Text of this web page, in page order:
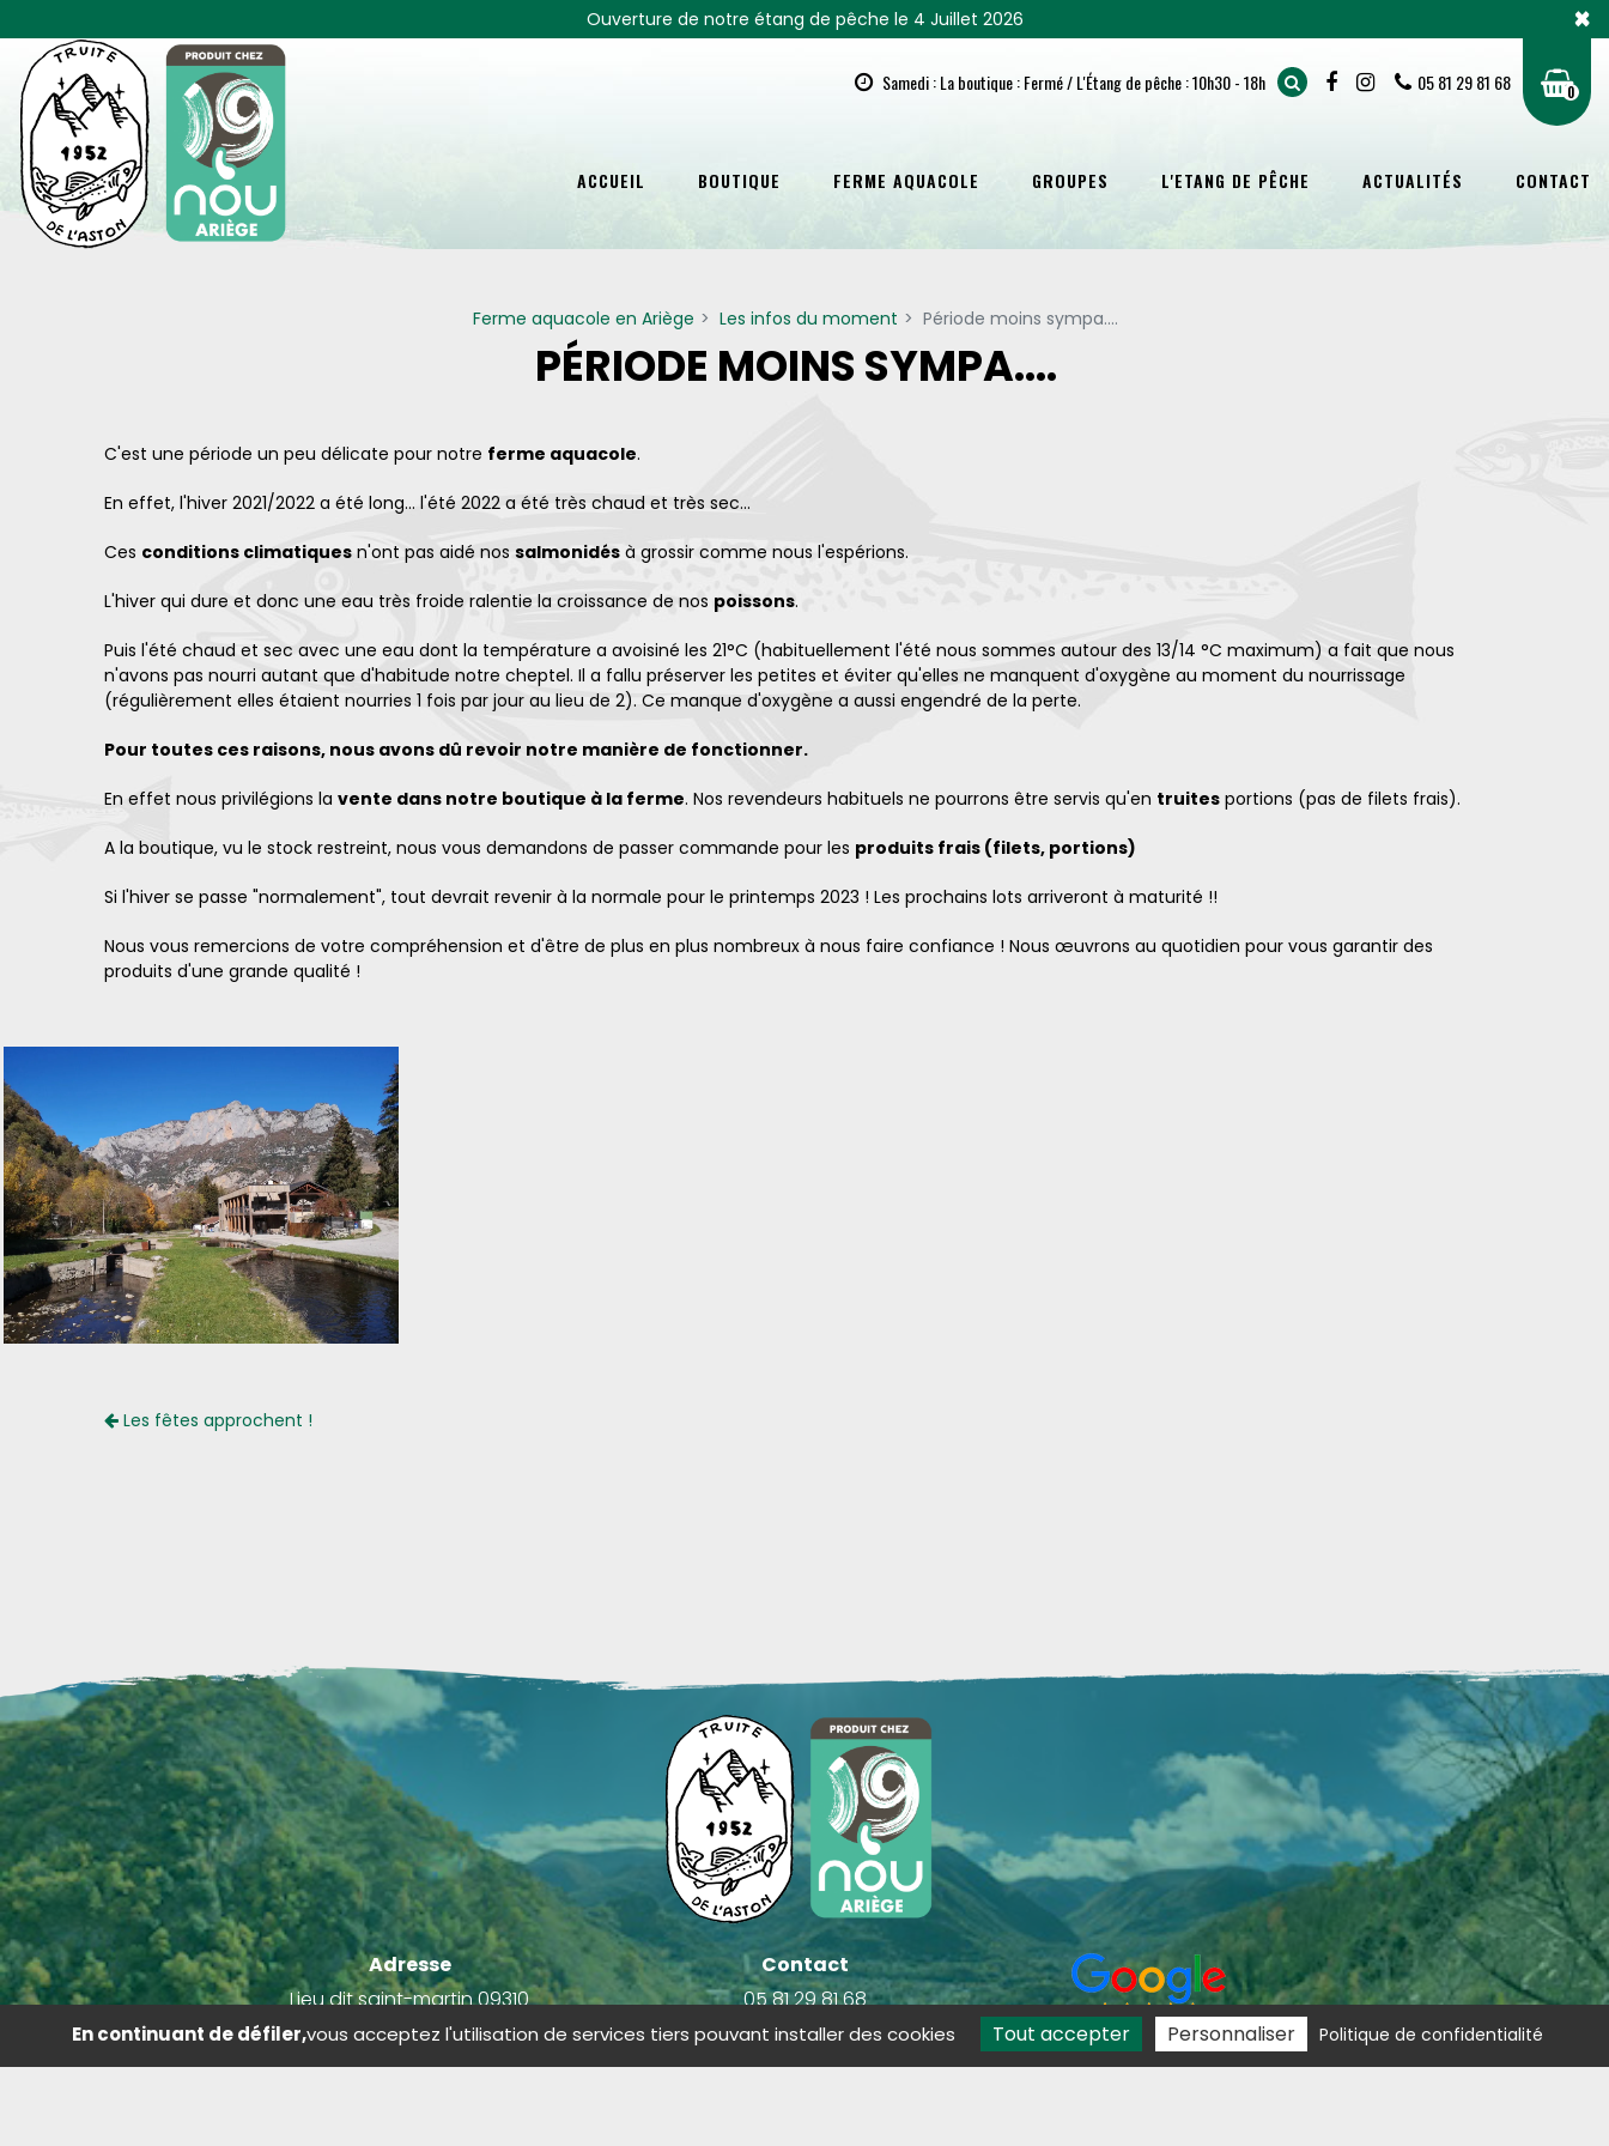
Ouverture de notre étang de pêche le 4 Juillet 2026 ×
Samedi : La boutique : Fermé / L'Étang de pêche : 10h30 - 18h 05 81 29 81 68 0
ACCUEIL BOUTIQUE FERME AQUACOLE GROUPES L'ETANG DE PÊCHE ACTUALITÉS CONTACT
Ferme aquacole en Ariège Les infos du moment Période moins sympa....
PÉRIODE MOINS SYMPA....
C'est une période un peu délicate pour notre ferme aquacole.
En effet, l'hiver 2021/2022 a été long... l'été 2022 a été très chaud et très sec...
Ces conditions climatiques n'ont pas aidé nos salmonidés à grossir comme nous l'espérions.
L'hiver qui dure et donc une eau très froide ralentie la croissance de nos poissons.
Puis l'été chaud et sec avec une eau dont la température a avoisiné les 21°C (habituellement l'été nous sommes autour des 13/14 °C maximum) a fait que nous
n'avons pas nourri autant que d'habitude notre cheptel. Il a fallu préserver les petites et éviter qu'elles ne manquent d'oxygène au moment du nourrissage
(régulièrement elles étaient nourries 1 fois par jour au lieu de 2). Ce manque d'oxygène a aussi engendré de la perte.
Pour toutes ces raisons, nous avons dû revoir notre manière de fonctionner.
En effet nous privilégions la vente dans notre boutique à la ferme. Nos revendeurs habituels ne pourrons être servis qu'en truites portions (pas de filets frais).
A la boutique, vu le stock restreint, nous vous demandons de passer commande pour les produits frais (filets, portions)
Si l'hiver se passe "normalement", tout devrait revenir à la normale pour le printemps 2023 ! Les prochains lots arriveront à maturité !!
Nous vous remercions de votre compréhension et d'être de plus en plus nombreux à nous faire confiance ! Nous œuvrons au quotidien pour vous garantir des
produits d'une grande qualité !
Les fêtes approchent !
Adresse
Lieu dit saint-martin 09310
Les Cabannes
Contact
05 81 29 81 68
lestresorsdelaston@outlook.fr
Avis clients
En continuant de défiler,vous acceptez l'utilisation de services tiers pouvant installer des cookies Tout accepter Personnaliser Politique de confidentialité